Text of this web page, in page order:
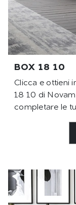
BOX 18 10
Clicca e ottieni
18 10 di
completare le